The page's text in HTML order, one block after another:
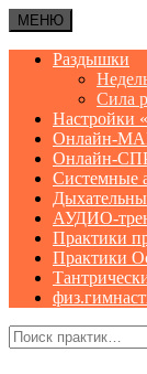
МЕНЮ
Раздышки
Сила
Настройки
Онлайн-
Онлайн-
Системные
АУДИО-
Практики
Практики
Поиск